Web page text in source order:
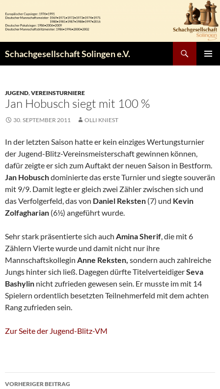
Inhalt
springen
Schachgesellschaft Solingen e.V.
JUGEND,VEREINSTURNIERE
Jan Hobusch siegt mit 100 %
30. SEPTEMBER 2011 OLLI KNIEST
In der letzten Saison hatte er kein einziges Wertungsturnier
der Jugend-Blitz-Vereinsmeisterschaft gewinnen können,
dafür zeigte er sich zum Auftakt der neuen Saison in Bestform.
Jan Hobuschdominierte das erste Turnier und siegte souverän
mit 9/9. Damit legte er gleich zwei Zähler zwischen sich und
das Verfolgerfeld, das von Daniel Reksten (7) und Kevin
Zolfagharian (6½) angeführt wurde.
Sehr stark präsentierte sich auch Amina Sherif, die mit 6
Zählern Vierte wurde und damit nicht nur ihre
Mannschaftskollegin Anne Reksten, sondern auch zahlreiche
Jungs hinter sich ließ. Dagegen dürfte TitelverteidigerSeva
Bashylin nicht zufrieden gewesen sein. Er musste im mit 14
Spielern ordentlich besetzten Teilnehmerfeld mit dem achten
Rang zufrieden sein.
Zur Seite der Jugend-Blitz-VM
Beitragsnavigation
VORHERIGER BEITRAG